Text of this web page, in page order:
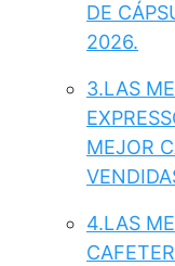
DE
2026.
3.LAS
MEJOR
4.LAS